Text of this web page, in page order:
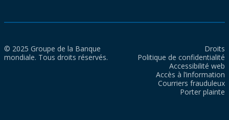
© 2025 Groupe de la Banque
mondiale. Tous droits réservés.
Droits
Politique de confidentialité
Accessibilité web
Accès à l’information
Courriers frauduleux
Porter plainte